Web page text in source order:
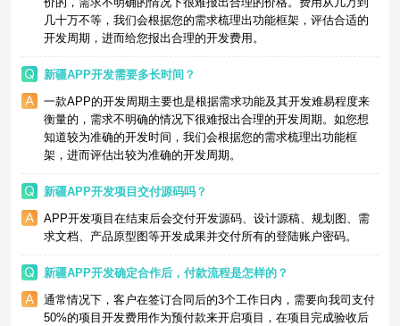
几十万不等，我们会根据您的需求梳理出功能框架，评估合适的
开发周期，进而给您报出合理的开发费用。
新疆APP开发需要多长时间？
一款APP的开发周期主要也是根据需求功能及其开发难易程度来
衡量的，需求不明确的情况下很难报出合理的开发周期。如您想
知道较为准确的开发时间，我们会根据您的需求梳理出功能框
架，进而评估出较为准确的开发周期。
新疆APP开发项目交付源码吗？
APP开发项目在结束后会交付开发源码、设计源稿、规划图、需
求文档、产品原型图等开发成果并交付所有的登陆账户密码。
新疆APP开发确定合作后，付款流程是怎样的？
通常情况下，客户在签订合同后的3个工作日内，需要向我司支付
50%的项目开发费用作为预付款来开启项目，在项目完成验收后